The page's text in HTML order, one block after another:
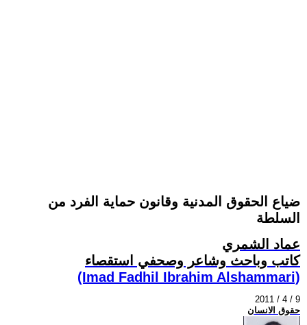
ضياع الحقوق المدنية وقانون حماية الفرد من
السلطة
عماد الشمري
كاتب وباحث وشاعر وصحفي استقصاء
(Imad Fadhil Ibrahim Alshammari)
2011 / 4 / 9
حقوق الانسان